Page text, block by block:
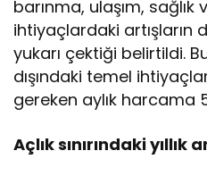
barınma, ulaşım,
ihtiyaçlardaki artışların
yukarı çektiği belirtildi.
dışındaki temel
gereken aylık harcama
Açlık sınırındaki yıllık